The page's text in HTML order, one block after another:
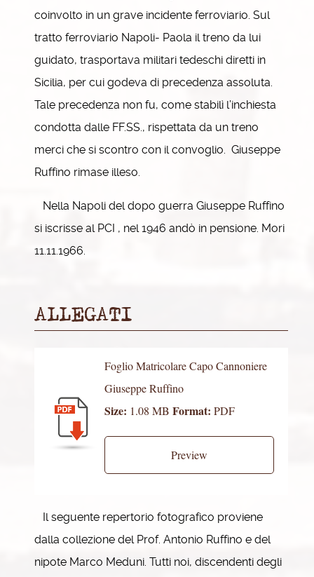
coinvolto in un grave incidente ferroviario. Sul
tratto ferroviario Napoli- Paola il treno da lui
guidato, trasportava militari tedeschi diretti in
Sicilia, per cui godeva di precedenza assoluta.
Tale precedenza non fu, come stabilì l’inchiesta
condotta dalle FF.SS., rispettata da un treno
merci che si scontro con il convoglio. Giuseppe
Ruffino rimase illeso.
Nella Napoli del dopo guerra Giuseppe Ruffino
si iscrisse al PCI , nel 1946 andò in pensione. Mori
11.11.1966.
ALLEGATI
Foglio Matricolare Capo Cannoniere
Giuseppe Ruffino
Size: 1.08 MB Format: PDF
Preview
Il seguente repertorio fotografico proviene
dalla collezione del Prof. Antonio Ruffino e del
nipote Marco Meduni. Tutti noi, discendenti degli